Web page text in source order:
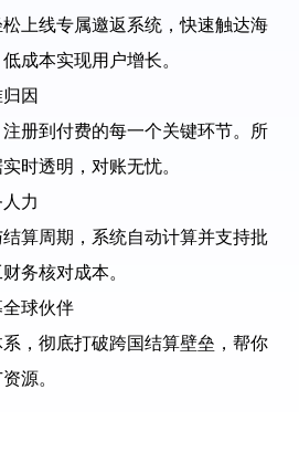
上线专属邀返系统，快速触达海
成本实现用户增长。
因
册到付费的每一个关键环节。所
时透明，对账无忧。
力
算周期，系统自动计算并支持批
务核对成本。
球伙伴
，彻底打破跨国结算壁垒，帮你
源。